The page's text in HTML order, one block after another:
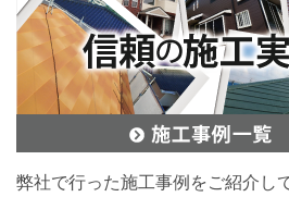
弊社で行った施工事例をご紹介し